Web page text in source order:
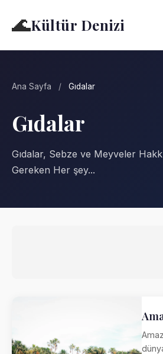
🌊Kültür Denizi
Ana Sayfa / Gıdalar
Gıdalar
Gıdalar, Sebze ve Meyveler
Gereken Her şey...